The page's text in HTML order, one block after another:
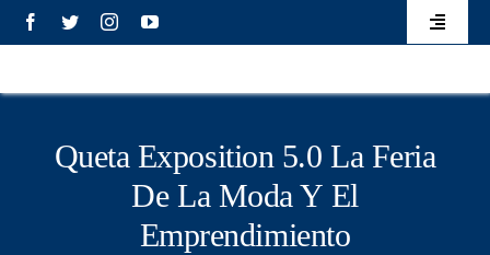
contenido
Saltar
al
Toggle
Transparencia
Queta Exposition 5.0 La Feria
De La Moda Y El
Emprendimiento